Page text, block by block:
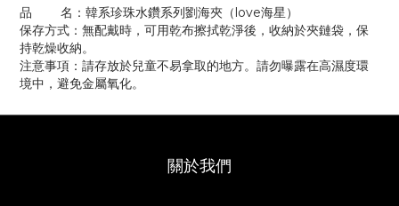
品 名：韓系珍珠水鑽系列劉海夾（love海星）
保存方式：無配戴時，可用乾布擦拭乾淨後，收納於夾鏈袋，保
持乾燥收納。
注意事項：請存放於兒童不易拿取的地方。請勿曝露在高濕度環
境中，避免金屬氧化。
關於我們